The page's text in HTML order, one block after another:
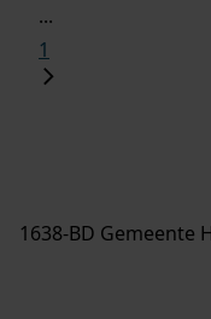
...
1
1638-BD